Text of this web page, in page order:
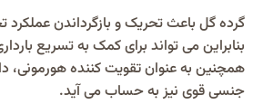
گرده گل باعث تحریک و بازگرداندن
بنابراین می تواند برای کمک به تسریع
همچنین به عنوان تقویت کننده هورمونی،
جنسی قوی نیز به حساب می آید.